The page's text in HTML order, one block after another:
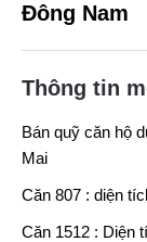
Đông Nam
Thông tin
Bán quỹ căn hộ
Mai
Căn 807 : diện
Căn 1512 : Diện